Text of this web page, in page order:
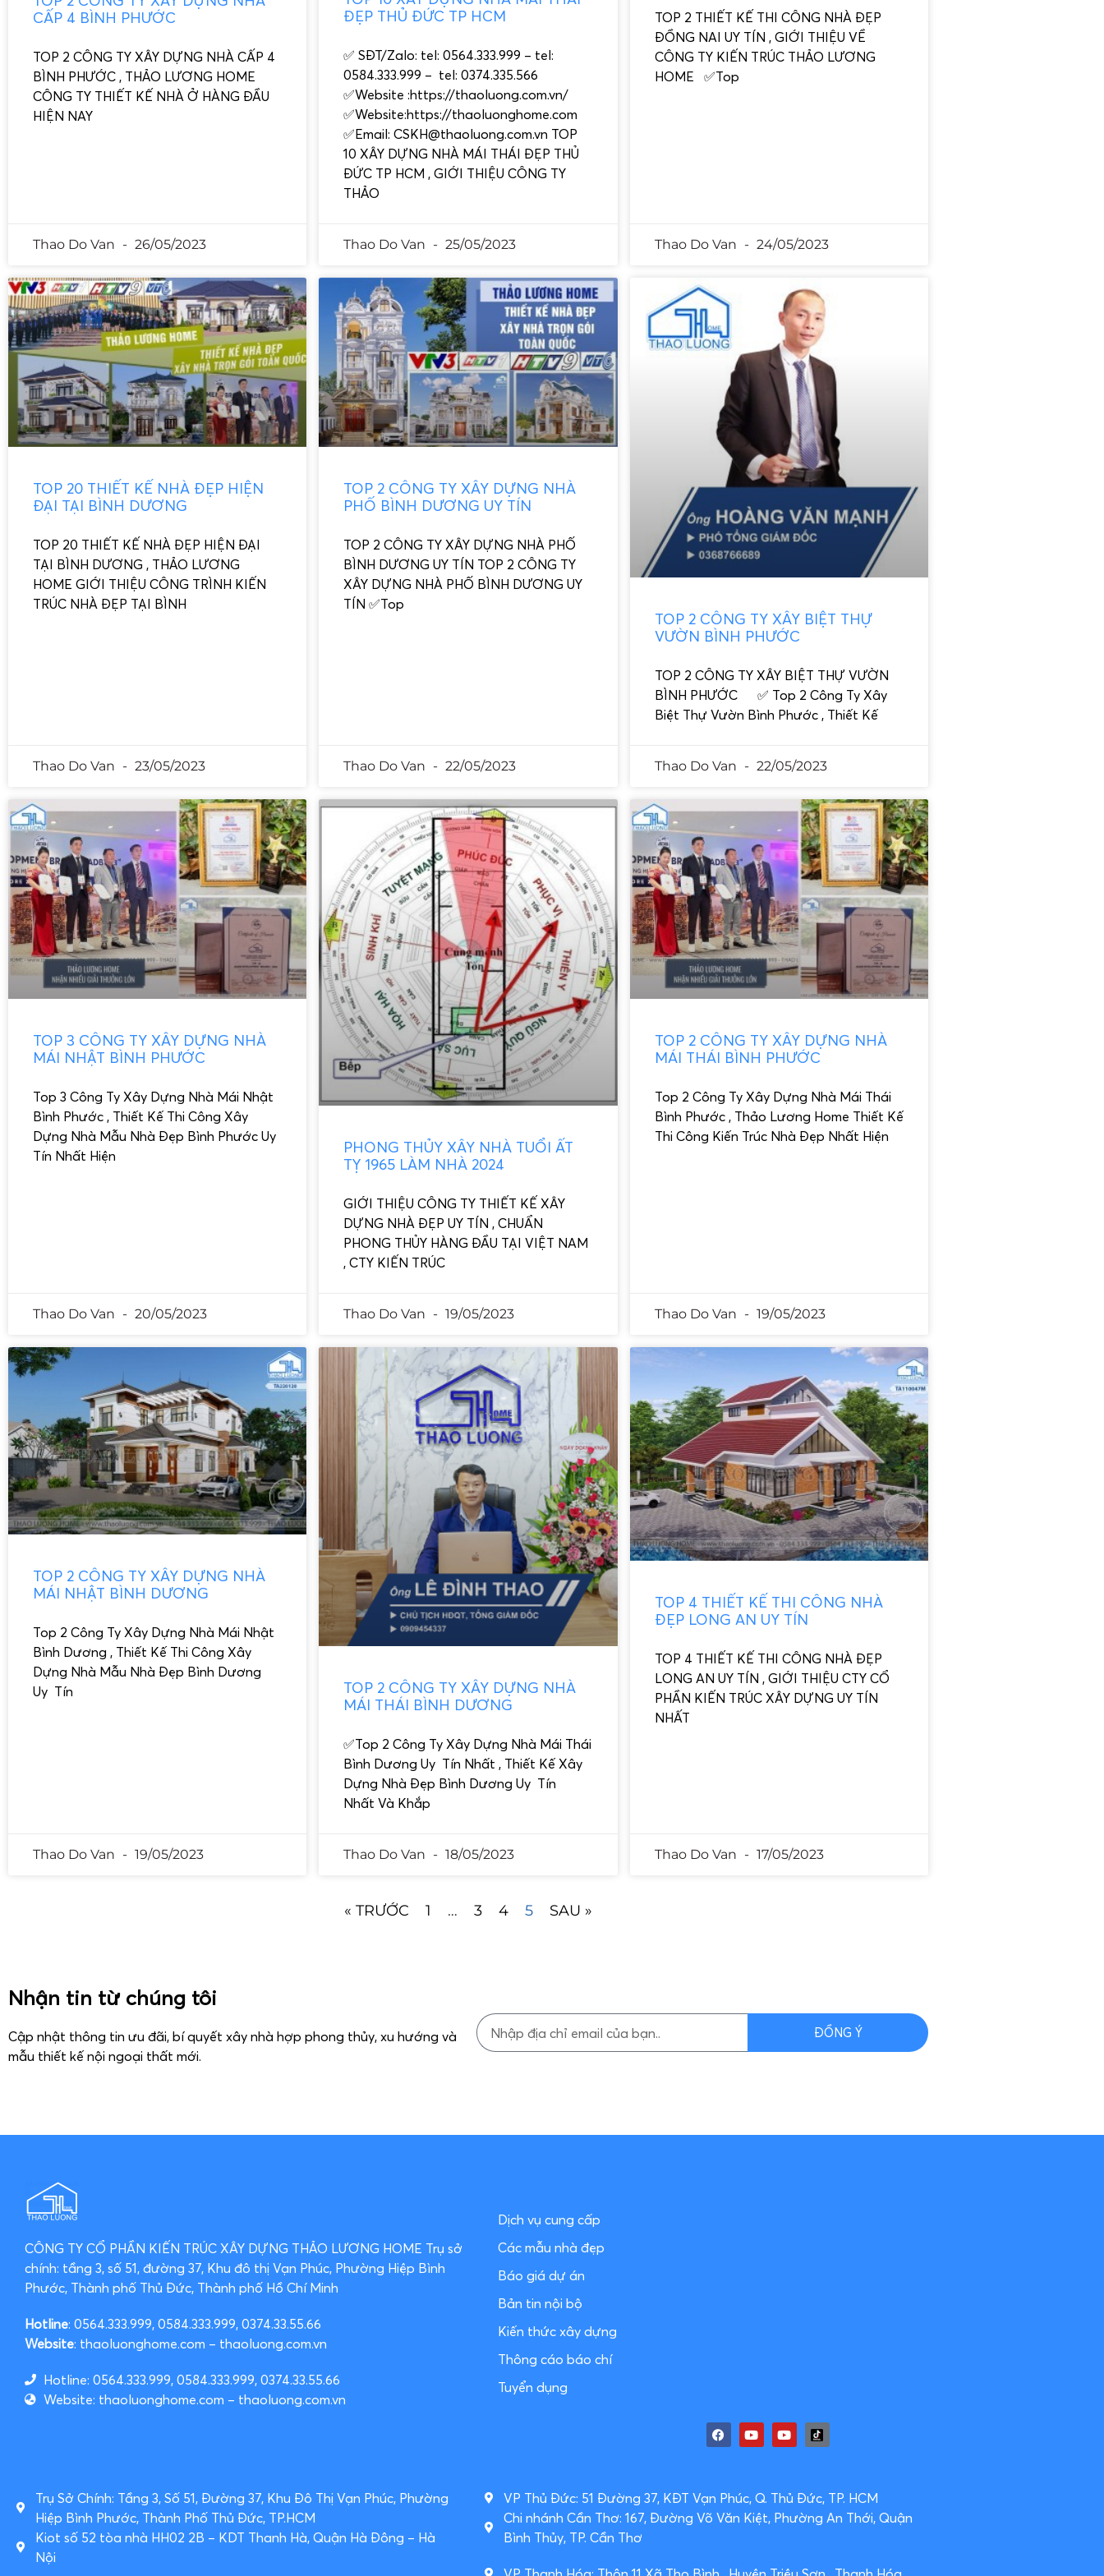
CẤP 4 BÌNH PHƯỚC
TOP 2 CÔNG TY XÂY DỰNG NHÀ CẤP 4
BÌNH PHƯỚC , THẢO LƯƠNG HOME
CÔNG TY THIẾT KẾ NHÀ Ở HÀNG ĐẦU
HIỆN NAY
Thao Do Van 26/05/2023
ĐẸP THỦ ĐỨC TP HCM
✅ SĐT/Zalo: tel: 0564.333.999 – tel:
0584.333.999 – tel: 0374.335.566
✅Website :https://thaoluong.com.vn/
✅Website:https://thaoluonghome.com
✅Email: CSKH@thaoluong.com.vn TOP
10 XÂY DỰNG NHÀ MÁI THÁI ĐẸP THỦ
ĐỨC TP HCM , GIỚI THIỆU CÔNG TY
THẢO
Thao Do Van 25/05/2023
TOP 2 THIẾT KẾ THI CÔNG NHÀ ĐẸP
ĐỒNG NAI UY TÍN , GIỚI THIỆU VỀ
CÔNG TY KIẾN TRÚC THẢO LƯƠNG
HOME ✅Top
Thao Do Van 24/05/2023
TOP 20 THIẾT KẾ NHÀ ĐẸP HIỆN
ĐẠI TẠI BÌNH DƯƠNG
TOP 20 THIẾT KẾ NHÀ ĐẸP HIỆN ĐẠI
TẠI BÌNH DƯƠNG , THẢO LƯƠNG
HOME GIỚI THIỆU CÔNG TRÌNH KIẾN
TRÚC NHÀ ĐẸP TẠI BÌNH
Thao Do Van 23/05/2023
TOP 2 CÔNG TY XÂY DỰNG NHÀ
PHỐ BÌNH DƯƠNG UY TÍN
TOP 2 CÔNG TY XÂY DỰNG NHÀ PHỐ
BÌNH DƯƠNG UY TÍN TOP 2 CÔNG TY
XÂY DỰNG NHÀ PHỐ BÌNH DƯƠNG UY
TÍN ✅Top
Thao Do Van 22/05/2023
TOP 2 CÔNG TY XÂY BIỆT THỰ
VƯỜN BÌNH PHƯỚC
TOP 2 CÔNG TY XÂY BIỆT THỰ VƯỜN
BÌNH PHƯỚC ✅ Top 2 Công Ty Xây
Biệt Thự Vườn Bình Phước , Thiết Kế
Thao Do Van 22/05/2023
TOP 3 CÔNG TY XÂY DỰNG NHÀ
MÁI NHẬT BÌNH PHƯỚC
Top 3 Công Ty Xây Dựng Nhà Mái Nhật
Bình Phước , Thiết Kế Thi Công Xây
Dựng Nhà Mẫu Nhà Đẹp Bình Phước Uy
Tín Nhất Hiện
Thao Do Van 20/05/2023
PHONG THỦY XÂY NHÀ TUỔI ẤT
TỴ 1965 LÀM NHÀ 2024
GIỚI THIỆU CÔNG TY THIẾT KẾ XÂY
DỰNG NHÀ ĐẸP UY TÍN , CHUẨN
PHONG THỦY HÀNG ĐẦU TẠI VIỆT NAM
, CTY KIẾN TRÚC
Thao Do Van 19/05/2023
TOP 2 CÔNG TY XÂY DỰNG NHÀ
MÁI THÁI BÌNH PHƯỚC
Top 2 Công Ty Xây Dựng Nhà Mái Thái
Bình Phước , Thảo Lương Home Thiết Kế
Thi Công Kiến Trúc Nhà Đẹp Nhất Hiện
Thao Do Van 19/05/2023
TOP 2 CÔNG TY XÂY DỰNG NHÀ
MÁI NHẬT BÌNH DƯƠNG
Top 2 Công Ty Xây Dựng Nhà Mái Nhật
Bình Dương , Thiết Kế Thi Công Xây
Dựng Nhà Mẫu Nhà Đẹp Bình Dương
Uy Tín
Thao Do Van 19/05/2023
TOP 2 CÔNG TY XÂY DỰNG NHÀ
MÁI THÁI BÌNH DƯƠNG
✅Top 2 Công Ty Xây Dựng Nhà Mái Thái
Bình Dương Uy Tín Nhất , Thiết Kế Xây
Dựng Nhà Đẹp Bình Dương Uy Tín
Nhất Và Khắp
Thao Do Van 18/05/2023
TOP 4 THIẾT KẾ THI CÔNG NHÀ
ĐẸP LONG AN UY TÍN
TOP 4 THIẾT KẾ THI CÔNG NHÀ ĐẸP
LONG AN UY TÍN , GIỚI THIỆU CTY CỔ
PHẦN KIẾN TRÚC XÂY DỰNG UY TÍN
NHẤT
Thao Do Van 17/05/2023
« TRƯỚC 1 … 3 4 5 SAU »
Nhận tin từ chúng tôi
Cập nhật thông tin ưu đãi, bí quyết xây nhà hợp phong thủy, xu hướng và
mẫu thiết kế nội ngoại thất mới.
ĐỒNG Ý
CÔNG TY CỔ PHẦN KIẾN TRÚC XÂY DỰNG THẢO LƯƠNG HOME Trụ sở
chính: tầng 3, số 51, đường 37, Khu đô thị Vạn Phúc, Phường Hiệp Bình
Phước, Thành phố Thủ Đức, Thành phố Hồ Chí Minh
Hotline: 0564.333.999, 0584.333.999, 0374.33.55.66
Website: thaoluonghome.com – thaoluong.com.vn
Hotline: 0564.333.999, 0584.333.999, 0374.33.55.66
Website: thaoluonghome.com – thaoluong.com.vn
Dịch vụ cung cấp
Các mẫu nhà đẹp
Báo giá dự án
Bản tin nội bộ
Kiến thức xây dựng
Thông cáo báo chí
Tuyển dụng
Trụ Sở Chính: Tầng 3, Số 51, Đường 37, Khu Đô Thị Vạn Phúc, Phường
Hiệp Bình Phước, Thành Phố Thủ Đức, TP.HCM
Kiot số 52 tòa nhà HH02 2B – KDT Thanh Hà, Quận Hà Đông – Hà
Nội
VP Thủ Đức: 51 Đường 37, KĐT Vạn Phúc, Q. Thủ Đức, TP. HCM
Chi nhánh Cần Thơ: 167, Đường Võ Văn Kiệt, Phường An Thới, Quận
Bình Thủy, TP. Cần Thơ